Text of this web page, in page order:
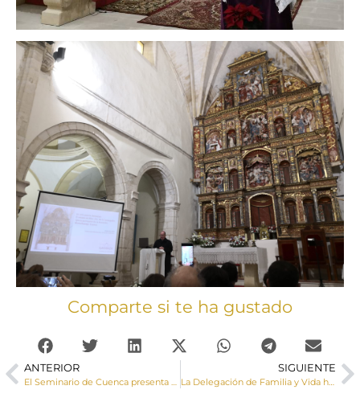
Comparte si te ha gustado
ANTERIOR
El Seminario de Cuenca presenta el CD ‘Cien veces más’ con 13 canciones con un mensaje vocacional y misionero
SIGUIENTE
La Delegación de Familia y Vida ha celebrado un encuentro convivencia